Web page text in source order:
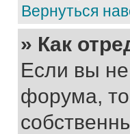
Вернуться
» Как
Если вы
форума, то